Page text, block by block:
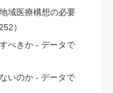
域医療構想の必要
）
べきか - データで
いのか - データで